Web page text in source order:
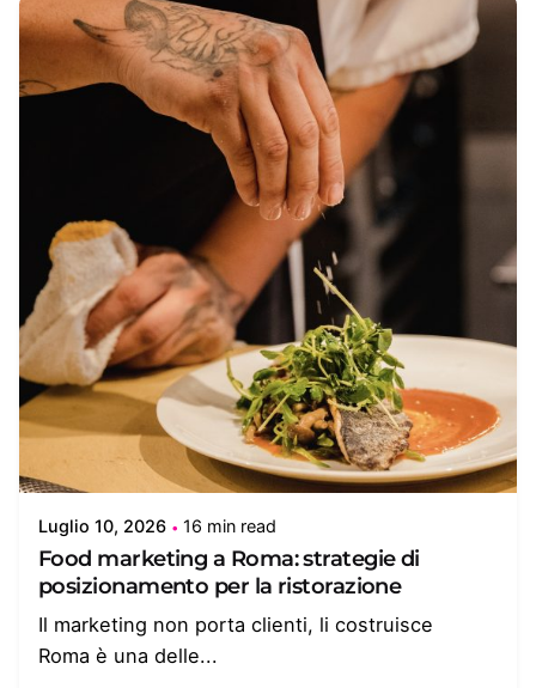
Posted by
Giulia
Luglio 10, 2026 16 min read
Food marketing a Roma: strategie di
posizionamento per la ristorazione
Il marketing non porta clienti, li costruisce
Roma è una delle...